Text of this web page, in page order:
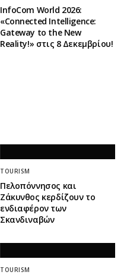
InfoCom World 2026:
«Connected Intelligence:
Gateway to the New
Reality!» στις 8 Δεκεμβρίου!
TOURISM
Πελοπόννησος και
Ζάκυνθος κερδίζουν το
ενδιαφέρον των
Σκανδιναβών
TOURISM